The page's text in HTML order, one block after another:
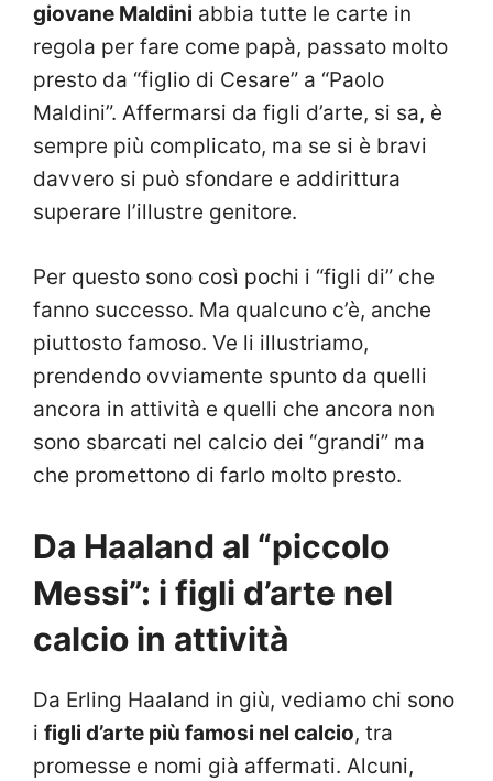
giovane Maldini abbia tutte le carte in
regola per fare come papà, passato molto
presto da “figlio di Cesare” a “Paolo
Maldini”. Affermarsi da figli d’arte, si sa, è
sempre più complicato, ma se si è bravi
davvero si può sfondare e addirittura
superare l’illustre genitore.
Per questo sono così pochi i “figli di” che
fanno successo. Ma qualcuno c’è, anche
piuttosto famoso. Ve li illustriamo,
prendendo ovviamente spunto da quelli
ancora in attività e quelli che ancora non
sono sbarcati nel calcio dei “grandi” ma
che promettono di farlo molto presto.
Da Haaland al “piccolo
Messi”: i figli d’arte nel
calcio in attività
Da Erling Haaland in giù, vediamo chi sono
i figli d’arte più famosi nel calcio, tra
promesse e nomi già affermati. Alcuni,